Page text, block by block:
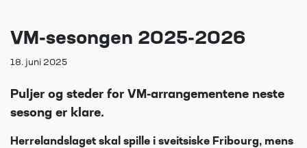
VM-sesongen 2025-2026
18. juni 2025
Puljer og steder for VM-arrangementene neste
sesong er klare.
Herrelandslaget skal spille i sveitsiske Fribourg, mens